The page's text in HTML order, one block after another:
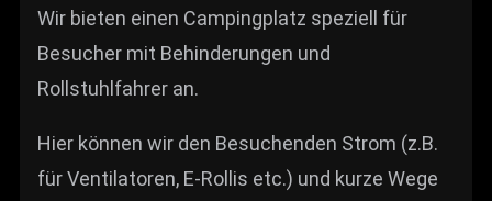
Wir bieten einen Campingplatz speziell für
Besucher mit Behinderungen und
Rollstuhlfahrer an.
Hier können wir den Besuchenden Strom (z.B.
für Ventilatoren, E-Rollis etc.) und kurze Wege